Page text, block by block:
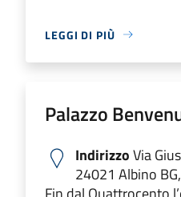
LEGGI DI PIÙ
Palazzo
IndirizzoVia
24021 Albino